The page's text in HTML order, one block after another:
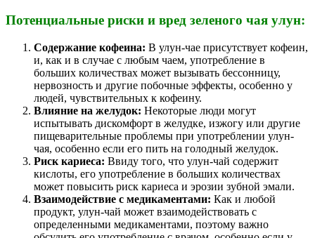
Потенциальные риски и вред зеленого чая улун:
Содержание кофеина: В улун-чае присутствует кофеин,
и, как и в случае с любым чаем, употребление в
больших количествах может вызывать бессонницу,
нервозность и другие побочные эффекты, особенно у
людей, чувствительных к кофеину.
Влияние на желудок: Некоторые люди могут
испытывать дискомфорт в желудке, изжогу или другие
пищеварительные проблемы при употреблении улун-
чая, особенно если его пить на голодный желудок.
Риск кариеса: Ввиду того, что улун-чай содержит
кислоты, его употребление в больших количествах
может повысить риск кариеса и эрозии зубной эмали.
Взаимодействие с медикаментами: Как и любой
продукт, улун-чай может взаимодействовать с
определенными медикаментами, поэтому важно